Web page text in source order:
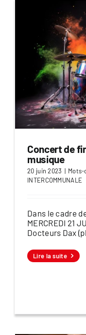
Concert de
musique
20 juin 2023 | Mots-
INTERCOMMUNALE
Dans le cadre
MERCREDI 21
Docteurs Dax
Lire la suite